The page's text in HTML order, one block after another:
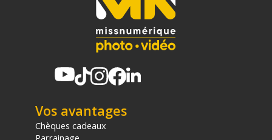
Vos avantages
Chèques cadeaux